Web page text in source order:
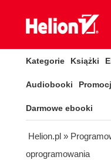
Kategorie Książki
Audiobooki
Darmowe ebooki
Helion.pl »
oprogramowania